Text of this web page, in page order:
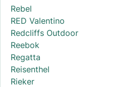
Rebel
RED Valentino
Redcliffs Outdoor
Reebok
Regatta
Reisenthel
Rieker